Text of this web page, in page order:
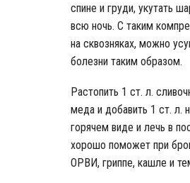
спине и груди, укутать
всю ночь. С таким
на сквозняках, можно
болезни таким образом.
Растопить 1 ст. л.
меда и добавить 1 ст. л.
горячем виде и лечь в
хорошо поможет при
ОРВИ, гриппе, кашле и